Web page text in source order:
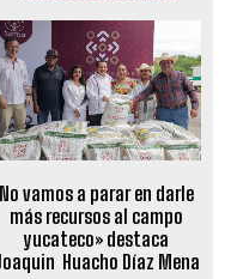
No vamos a parar en darle
más recursos al campo
yucateco» destaca
Huacho Díaz Mena